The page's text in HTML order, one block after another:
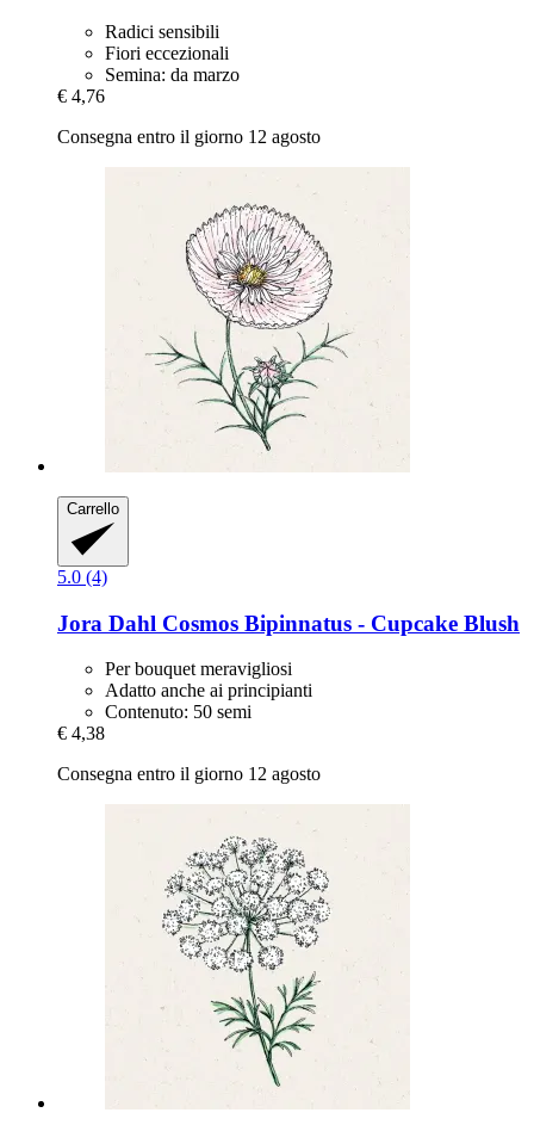
Radici sensibili
Fiori eccezionali
Semina: da marzo
€ 4,76
Consegna entro il giorno 12 agosto
Carrello
5.0 (4)
Jora Dahl Cosmos Bipinnatus -​ Cupcake Blush
Per bouquet meravigliosi
Adatto anche ai principianti
Contenuto: 50 semi
€ 4,38
Consegna entro il giorno 12 agosto